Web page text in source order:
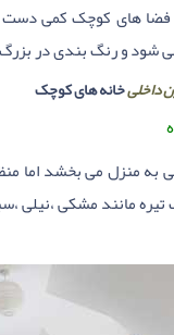
های کوچک کمی دست
شود و رنگ بندی در
داخلیخانه های کوچک
منزل می بخشد اما
مانند مشکی ،نیلی